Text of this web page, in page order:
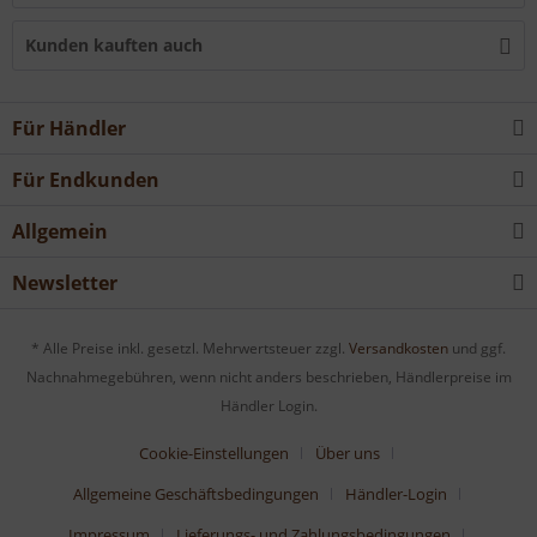
Kunden kauften auch
Für Händler
Für Endkunden
Allgemein
Newsletter
* Alle Preise inkl. gesetzl. Mehrwertsteuer zzgl. Versandkosten und ggf.
Nachnahmegebühren, wenn nicht anders beschrieben, Händlerpreise im
Händler Login.
Cookie-Einstellungen
Über uns
Allgemeine Geschäftsbedingungen
Händler-Login